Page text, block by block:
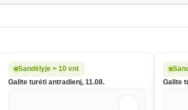
Sandėlyje > 10 vnt
Galite turėti antradienį, 11.08.
Galite